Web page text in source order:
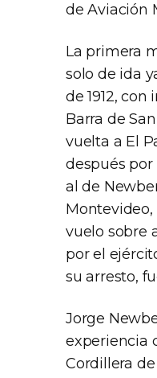
de Aviación
La primera
solo de ida
de 1912,
Barra de
vuelta a El
después
al de
vuelo sobre
por el
su arresto,
Jorge
experiencia
Cordillera